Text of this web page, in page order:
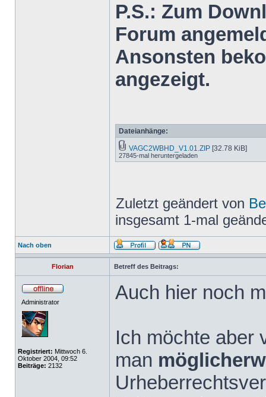
P.S.: Zum
Forum
Ansonsten
angezeigt.
Dateianhänge:
VAGC2WBHD_V1.01.ZIP [32.78 KiB]
27845-mal heruntergeladen
Zuletzt geändert von
insgesamt 1-mal
Nach oben
Florian Betreff des Beitrags:
Administrator
Registriert: Mittwoch 6.
Oktober 2004, 09:52
Beiträge: 2132
Auch hier noch
Ich möchte aber
man